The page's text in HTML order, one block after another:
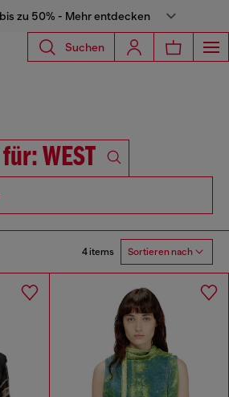
zu 50% - Mehr entdecken
Suchen
WEST
4 items Sortieren nach